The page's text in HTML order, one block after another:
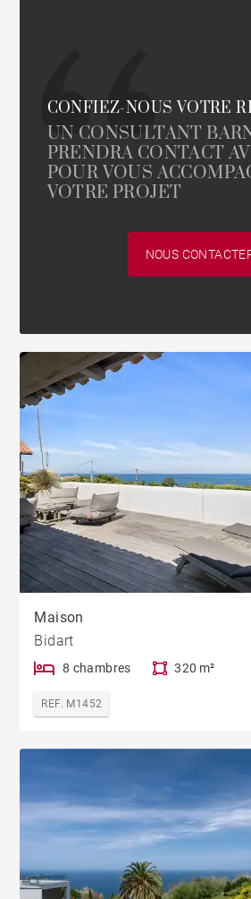
CONFIEZ-NOUS VOTRE
UN CONSULTANT
PRENDRA CONTACT
POUR VOUS
VOTRE PROJET
NOUS
Maison
Bidart
8 chambres 320 m²
REF. M1452